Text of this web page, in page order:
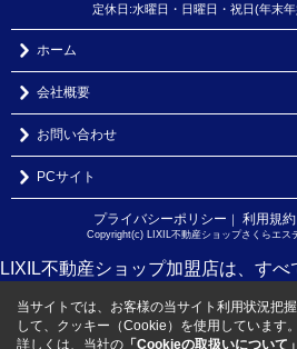
定休日:水曜日・日曜日・祝日(年末
ホーム
会社概要
お問い合わせ
PCサイト
プライバシーポリシー ｜ 利用規約
Copyright(c) LIXIL不動産ショップさくらエス
LIXIL不動産ショップ加盟店は、すべ
当サイトでは、お客様の当サイト利用状況把
して、クッキー（Cookie）を使用しています。
詳しくは、当社の 「Cookieの取扱いについて」